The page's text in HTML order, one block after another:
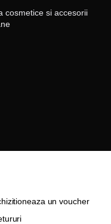
cosmetice si accesorii
un voucher